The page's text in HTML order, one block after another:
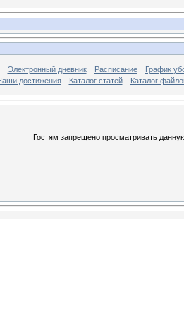
Электронный дневник Расписание
График
достижения Каталог статей Каталог
Гостям запрещено просматривать